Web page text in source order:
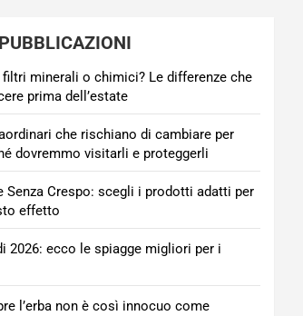
minerali o chimici? Le differenze che
prima dell’estate
che rischiano di cambiare per
dovremmo visitarli e proteggerli
Senza Crespo: scegli i prodotti adatti per
effetto
2026: ecco le spiagge migliori per i
l’erba non è così innocuo come